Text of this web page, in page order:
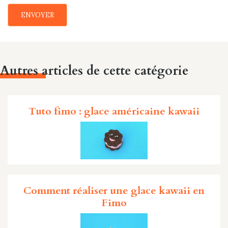
ENVOYER
Autres articles de cette catégorie
Tuto fimo : glace américaine kawaii
Comment réaliser une glace kawaii en
Fimo